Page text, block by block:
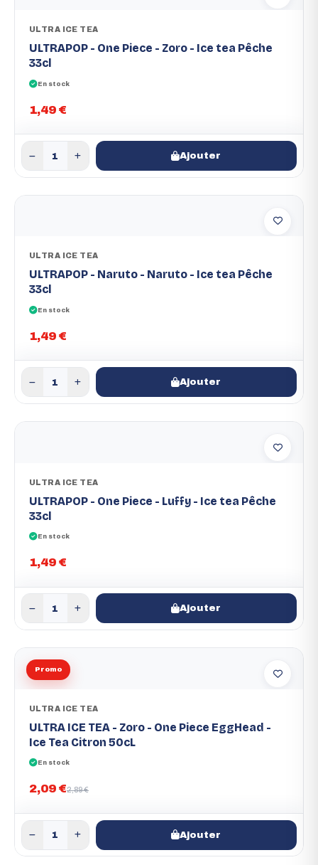
ULTRA ICE TEA
ULTRAPOP - One Piece - Zoro - Ice tea Pêche
33cl
En stock
1,49 €
Ajouter
ULTRA ICE TEA
ULTRAPOP - Naruto - Naruto - Ice tea Pêche
33cl
En stock
1,49 €
Ajouter
ULTRA ICE TEA
ULTRAPOP - One Piece - Luffy - Ice tea Pêche
33cl
En stock
1,49 €
Ajouter
Promo
ULTRA ICE TEA
ULTRA ICE TEA - Zoro - One Piece EggHead -
Ice Tea Citron 50cL
En stock
2,09 €2,89 €
Ajouter